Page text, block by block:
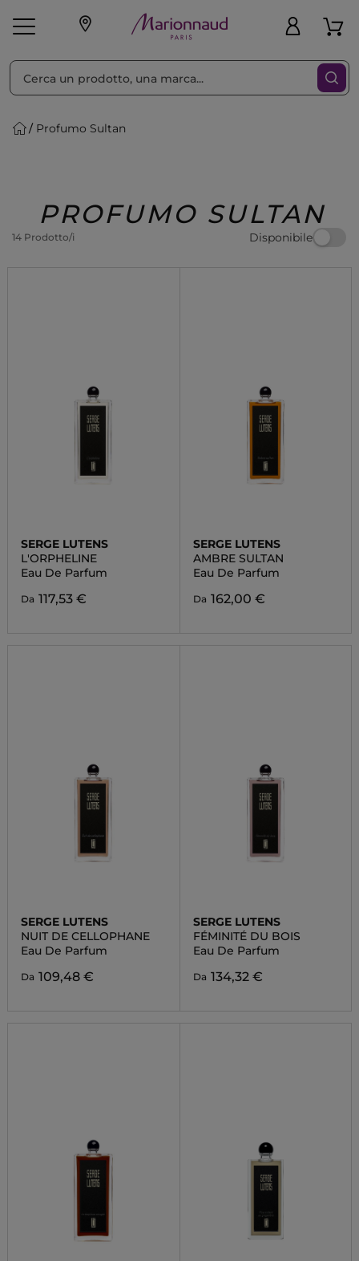
Make-up Profumi
Regalo
Profumo Sultan
PROFUMO SULTAN
14 Prodotto/i Disponibile
Ordina per Filtra
SERGE LUTENS
L'ORPHELINE
Eau De Parfum
Da 117,53 €
SERGE LUTENS
AMBRE SULTAN
Eau De Parfum
Da 162,00 €
SERGE LUTENS
NUIT DE CELLOPHANE
Eau De Parfum
Da 109,48 €
SERGE LUTENS
FÉMINITÉ DU BOIS
Eau De Parfum
Da 134,32 €